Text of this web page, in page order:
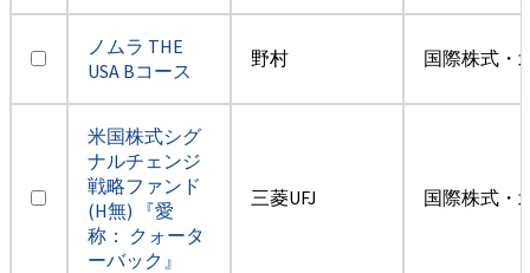
ノムラ THE
USA Bコース
野村 国際株式・
米国株式シグ
ナルチェンジ
戦略ファンド
(H無) 『愛
称： クォータ
ーバック』
三菱UFJ 国際株式・